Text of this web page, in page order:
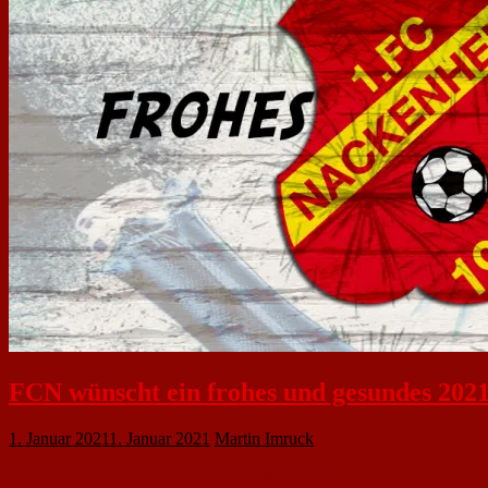
FCN wünscht ein frohes und gesundes
1. Januar 20211. Januar 2021 Martin Imruck